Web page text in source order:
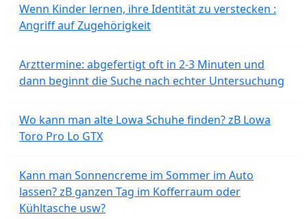
Wenn Kinder lernen, ihre Identität zu verstecken :
Angriff auf Zugehörigkeit
Arzttermine: abgefertigt oft in 2-3 Minuten und
dann beginnt die Suche nach echter Untersuchung
Wo kann man alte Lowa Schuhe finden? zB Lowa
Toro Pro Lo GTX
Kann man Sonnencreme im Sommer im Auto
lassen? zB ganzen Tag im Kofferraum oder
Kühltasche usw?